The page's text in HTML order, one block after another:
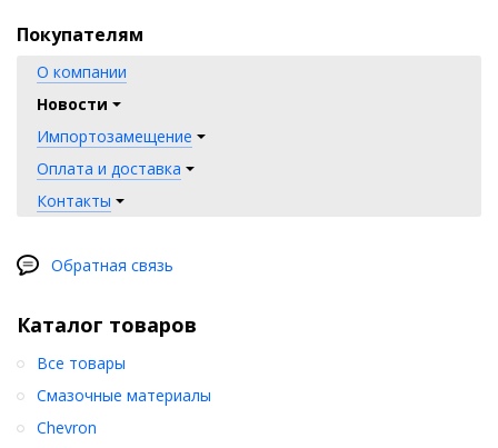
Покупателям
О компании
Новости
Импортозамещение
Оплата и доставка
Контакты
Обратная связь
Каталог товаров
Все товары
Смазочные материалы
Chevron